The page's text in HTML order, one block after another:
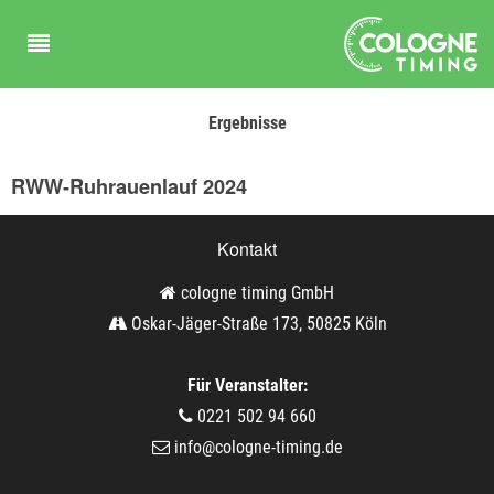
Ergebnisse
RWW-Ruhrauenlauf 2024
Kontakt
cologne timing GmbH
Oskar-Jäger-Straße 173, 50825 Köln
Für Veranstalter:
0221 502 94 660
info@cologne-timing.de